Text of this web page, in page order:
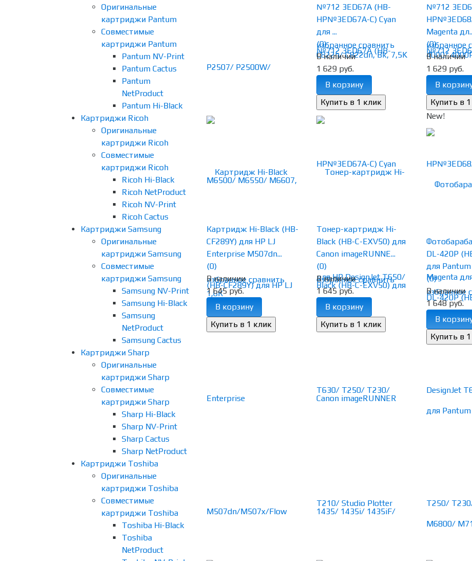
Оригинальные
картриджи Pantum
Совместимые
картриджи Pantum
Pantum NV-Print
Pantum Cactus
Pantum
NetProduct
Pantum Hi-Black
Картриджи Ricoh
Оригинальные
картриджи Ricoh
Совместимые
картриджи Ricoh
Ricoh Hi-Black
Ricoh NetProduct
Ricoh NV-Print
Ricoh Cactus
Картриджи Samsung
Оригинальные
картриджи Samsung
Совместимые
картриджи Samsung
Samsung NV-Print
Samsung Hi-Black
Samsung
NetProduct
Samsung Cactus
Картриджи Sharp
Оригинальные
картриджи Sharp
Совместимые
картриджи Sharp
Sharp Hi-Black
Sharp NV-Print
Sharp Cactus
Sharp NetProduct
Картриджи Toshiba
Оригинальные
картриджи Toshiba
Совместимые
картриджи Toshiba
Toshiba Hi-Black
Toshiba
NetProduct
избранное сравнить
№712 3ED67A (HB-
HP№3ED67A-C) Cyan
для ...
(0)
В наличии
1 629 руб.
В корзину
избранное
№712
Magenta
(0)
В наличии
1 629 руб.
В
избранное сравнить
Картридж Hi-Black (HB-
CF289Y) для HP LJ
Enterprise M507dn...
(0)
В наличии
1 645 руб.
В корзину
избранное сравнить
Тонер-картридж Hi-
Black (HB-C-EXV50) для
Canon imageRUNNE...
(0)
В наличии
1 645 руб.
В корзину
New!
избранное
DL-420P
для Pantum
(0)
В наличии
1 648 руб.
В